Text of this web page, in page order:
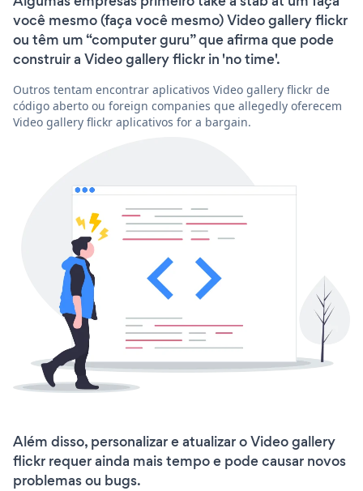
você mesmo (faça você mesmo) Video gallery flickr
ou têm um “computer guru” que afirma que pode
construir a Video gallery flickr in 'no time'.
Outros tentam encontrar aplicativos Video gallery flickr de
código aberto ou foreign companies que allegedly oferecem
Video gallery flickr aplicativos for a bargain.
Além disso, personalizar e atualizar o Video gallery
flickr requer ainda mais tempo e pode causar novos
problemas ou bugs.